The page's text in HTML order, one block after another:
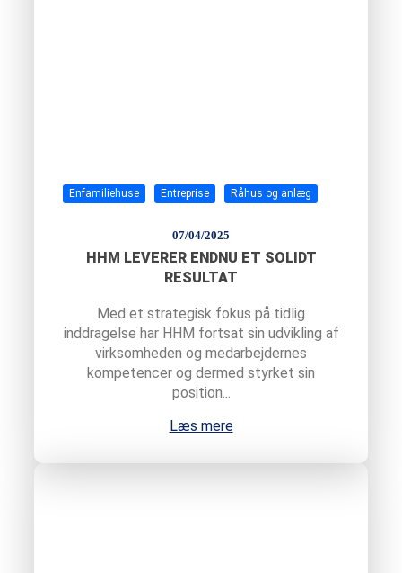
Enfamiliehuse Entreprise Råhus og anlæg
07/04/2025
HHM LEVERER ENDNU ET SOLIDT
RESULTAT
Med et strategisk fokus på tidlig
inddragelse har HHM fortsat sin udvikling af
virksomheden og medarbejdernes
kompetencer og dermed styrket sin
position...
Læs mere